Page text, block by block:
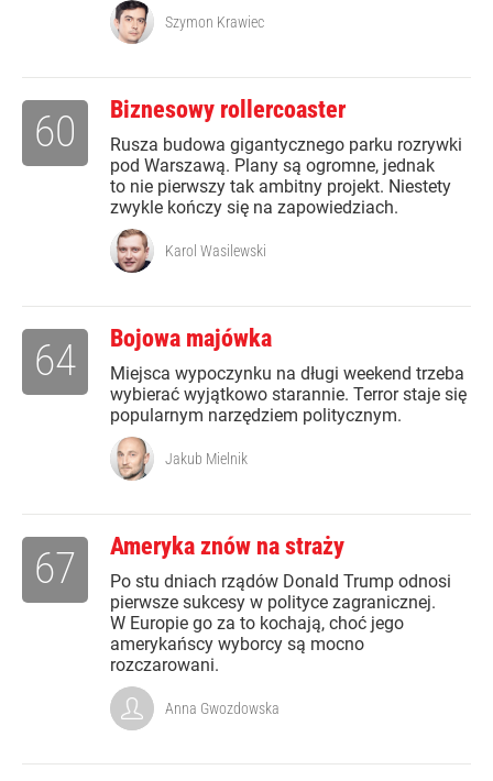
Szymon Krawiec
Biznesowy rollercoaster
Rusza budowa gigantycznego parku rozrywki
pod Warszawą. Plany są ogromne, jednak
to nie pierwszy tak ambitny projekt. Niestety
zwykle kończy się na zapowiedziach.
60
Karol Wasilewski
Bojowa majówka
Miejsca wypoczynku na długi weekend trzeba
wybierać wyjątkowo starannie. Terror staje się
popularnym narzędziem politycznym.
64
Jakub Mielnik
Ameryka znów na straży
Po stu dniach rządów Donald Trump odnosi
pierwsze sukcesy w polityce zagranicznej.
W Europie go za to kochają, choć jego
amerykańscy wyborcy są mocno
rozczarowani.
67
Anna Gwozdowska